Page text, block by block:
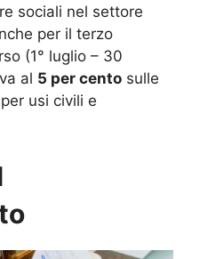
sociali nel settore
per il terzo
(1° luglio – 30
al 5 per cento sulle
usi civili e